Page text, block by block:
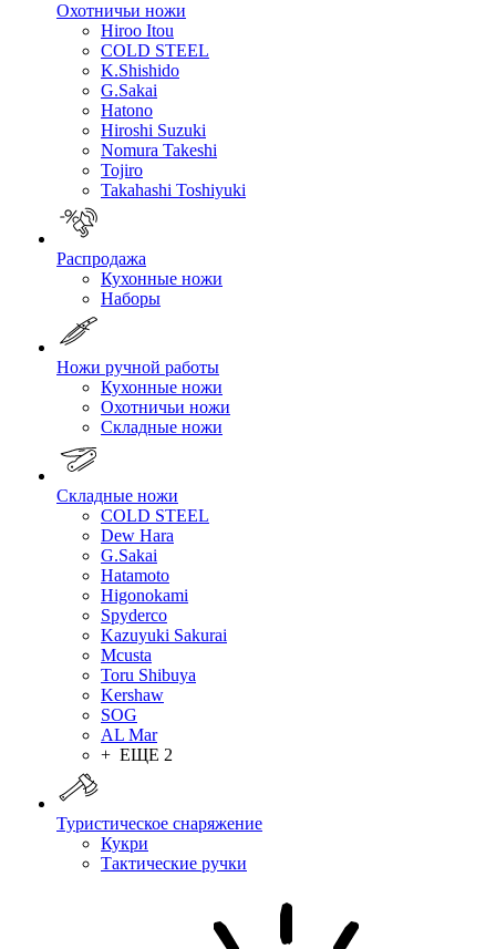
Охотничьи ножи
Hiroo Itou
COLD STEEL
K.Shishido
G.Sakai
Hatono
Hiroshi Suzuki
Nomura Takeshi
Tojiro
Takahashi Toshiyuki
Распродажа
Кухонные ножи
Наборы
Ножи ручной работы
Кухонные ножи
Охотничьи ножи
Складные ножи
Складные ножи
COLD STEEL
Dew Hara
G.Sakai
Hatamoto
Higonokami
Spyderco
Kazuyuki Sakurai
Mcusta
Toru Shibuya
Kershaw
SOG
AL Mar
+ ЕЩЕ 2
Туристическое снаряжение
Кукри
Тактические ручки